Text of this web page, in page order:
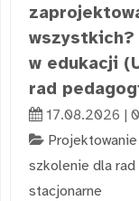
wszystkich?
w edukacji
rad
17.08.2026 |
szkolenie dla
stacjonarne